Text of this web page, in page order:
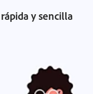
y sencilla